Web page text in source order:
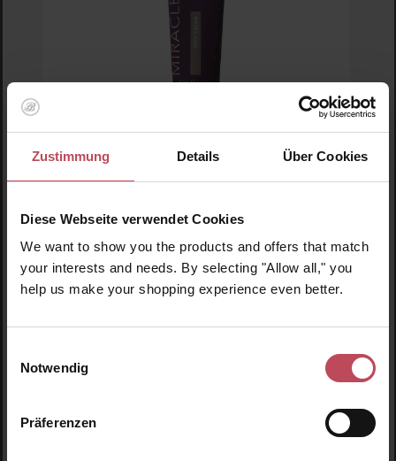
Zustimmung Details Über Cookies
Diese Webseite verwendet Cookies
We want to show you the products and offers that match
your interests and needs. By selecting "Allow all," you
help us make your shopping experience even better.
Notwendig
Präferenzen
Margaret Dabbs London
Miracle Foot Cream
Fußcreme
Regulärer Preis:
31,85 CHF